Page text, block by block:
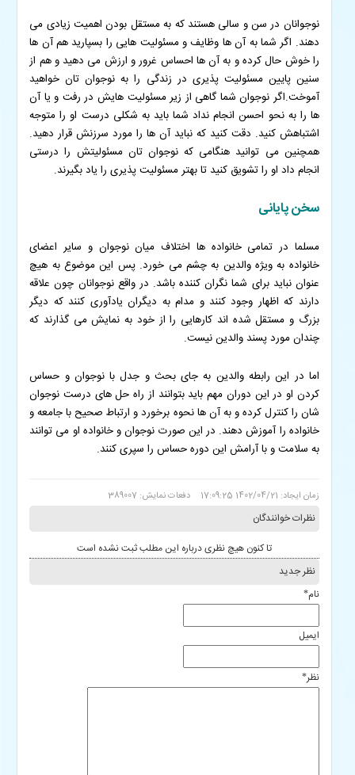
نوجوانان در سن و سالی هستند که به مستقل بودن اهمیت زیادی می
دهند. اگر شما به آن ها وظایف و مسئولیت هایی را بسپارید هم آن ها
را خوش حال کرده و به آن ها احساس غرور و ارزش می دهید و هم از
سنین پایین مسئولیت پذیری در زندگی را به نوجوان تان خواهید
آموخت.اگر نوجوان شما گاهی از زیر مسئولیت هایش در رفت و یا آن
ها را به نحو احسن انجام نداد شما باید به شکلی درست او را متوجه
اشتباهش کنید. دقت کنید که نباید آن ها را مورد سرزنش قرار دهید.
همچنین می توانید هنگامی که نوجوان تان مسئولیتش را درستی
انجام داد او را تشویق کنید تا بهتر مسئولیت پذیری را یاد بگیرند.
سخن پایانی
مسلما در تمامی خانواده ها اختلاف میان نوجوان و سایر اعضای
خانواده به ویژه والدین به چشم می خورد. پس این موضوع به هیچ
عنوان نباید برای شما نگران کننده باشد. در واقع نوجوانان چون علاقه
دارند که اظهار وجود کنند و مدام به دیگران یادآوری کنند که دیگر
بزرگ و مستقل شده اند کارهایی را از خود به نمایش می گذارند که
چندان مورد پسند والدین نیست.
اما در این رابطه والدین به جای بحث و جدل با نوجوان و حساس
کردن او در این دوران مهم باید بتوانند از راه حل های درست نوجوان
شان را کنترل کرده و به آن ها نحوه برخورد و ارتباط صحیح با جامعه و
خانواده را آموزش دهند. در این صورت نوجوان و خانواده او می توانند
به سلامت و با آرامش این دوره حساس را سپری کنند.
زمان ایجاد: 1402/04/21 17:09:25 دفعات نمایش: 389007
نظرات خوانندگان
تا کنون هیچ نظری درباره این مطلب ثبت نشده است
نظر جدید
نام*
ایمیل
نظر*